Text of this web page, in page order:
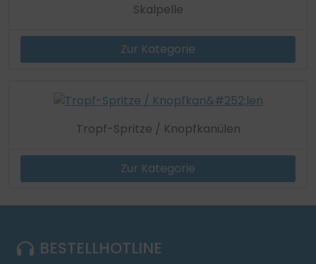
Skalpelle
Zur Kategorie
Tropf-Spritze / Knopfkanülen
Zur Kategorie
BESTELLHOTLINE